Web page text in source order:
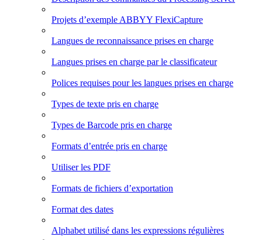
Projets d’exemple ABBYY FlexiCapture
Langues de reconnaissance prises en charge
Langues prises en charge par le classificateur
Polices requises pour les langues prises en charge
Types de texte pris en charge
Types de Barcode pris en charge
Formats d’entrée pris en charge
Utiliser les PDF
Formats de fichiers d’exportation
Format des dates
Alphabet utilisé dans les expressions régulières